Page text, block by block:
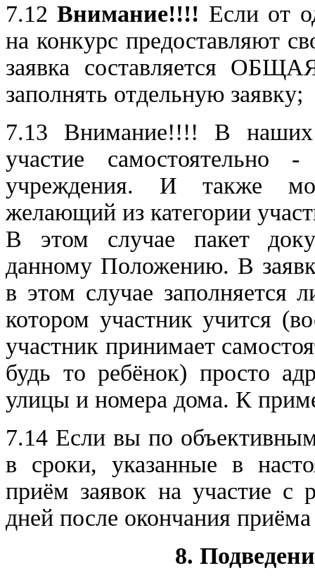
7.12Внимание!!!! Если от
на конкурс предоставляют
заявка составляется
заполнять отдельную заявку;
7.13 Внимание!!!! В наших
участие самостоятельно
учреждения. И также
желающий из категории
В этом случае пакет
данному Положению. В
в этом случае заполняется
котором участник учится
участник принимает
будь то ребёнок) просто
улицы и номера дома. К
7.14 Если вы по
в сроки, указанные в
приём заявок на участие с
дней после окончания приёма
8.